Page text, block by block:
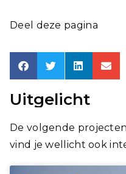
Deel deze pagina
Uitgelicht
De volgende
vind je wellicht ook